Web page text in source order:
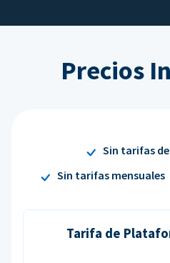
Precios
Sin tarifas
Sin tarifas mensuales
Tarifa de